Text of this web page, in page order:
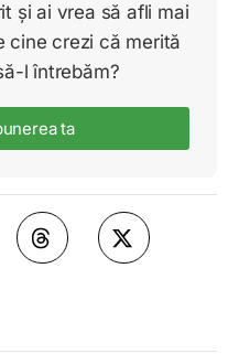
și ai vrea să afli mai
cine crezi că merită
l întrebăm?
ta